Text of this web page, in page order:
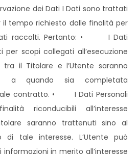
dei Dati I Dati sono trattati
tempo richiesto dalle finalità per
raccolti. Pertanto: • I Dati
per scopi collegati all’esecuzione
il Titolare e l’Utente saranno
a quando sia completata
tale contratto. • I Dati Personali
riconducibili all’interesse
saranno trattenuti sino al
di tale interesse. L’Utente può
in merito all’interesse